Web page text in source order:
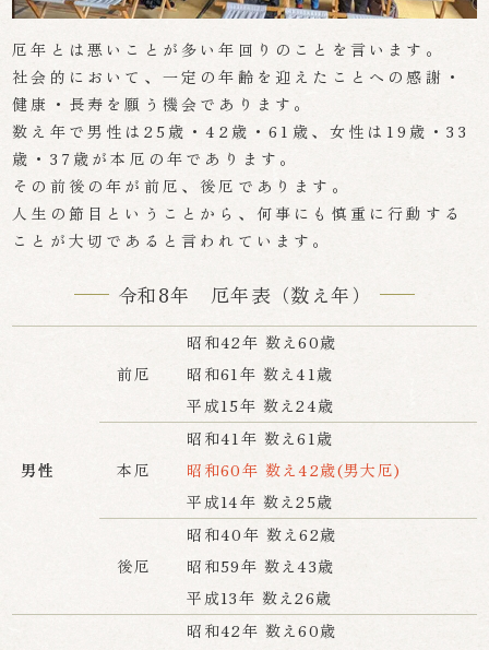
厄年とは悪いことが多い年回りのことを言います。
社会的において、一定の年齢を迎えたことへの感謝・
健康・長寿を願う機会であります。
数え年で男性は25歳・42歳・61歳、女性は19歳・33
歳・37歳が本厄の年であります。
その前後の年が前厄、後厄であります。
人生の節目ということから、何事にも慎重に行動する
ことが大切であると言われています。
令和8年 厄年表（数え年）
男性
前厄
昭和42年 数え60歳
昭和61年 数え41歳
平成15年 数え24歳
本厄
昭和41年 数え61歳
昭和60年 数え42歳(男大厄)
平成14年 数え25歳
後厄
昭和40年 数え62歳
昭和59年 数え43歳
平成13年 数え26歳
昭和42年 数え60歳